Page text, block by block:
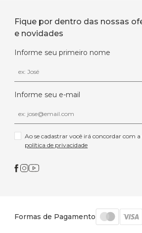
Fique por dentro das nossas
e novidades
Informe seu primeiro nome
Informe seu e-mail
política de privacidade
Formas de Pagamento